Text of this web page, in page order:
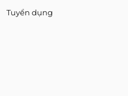
Tuyển dụng